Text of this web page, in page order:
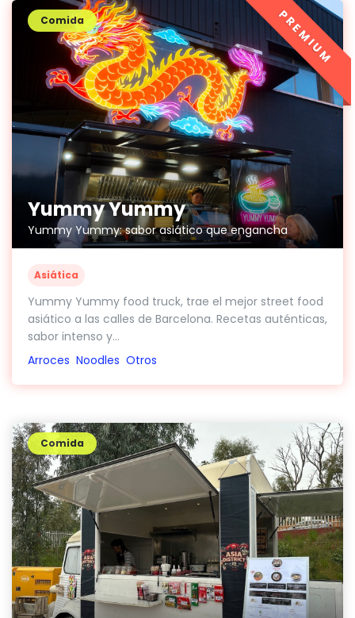
Yummy Yummy
Yummy Yummy: sabor asiático que engancha
Comida
Asiática
Yummy Yummy food truck, trae el mejor street food
asiático a las calles de Barcelona. Recetas auténticas,
sabor intenso y...
Arroces Noodles Otros
PREMIUM
Comida